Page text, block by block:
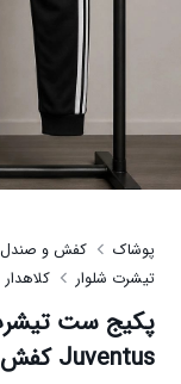
پوشاک کفش و صندل
تیشرت شلوار
کلاهدار
پکیج ست تیشرت
Juventus کفش ورزشی مردانه مدل Alshen